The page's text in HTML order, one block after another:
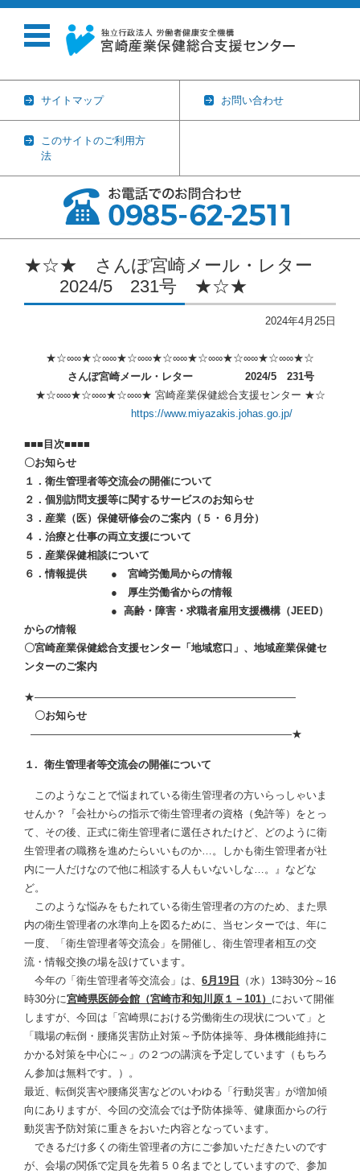
サイトマップ お問い合わせ
このサイトのご利用方
法
コンテンツに移動
★☆★ さんぽ宮崎メール・レター
2024/5 231号 ★☆★
2024年4月25日
★☆∞∞★☆∞∞★☆∞∞★☆∞∞★☆∞∞★☆∞∞★☆∞∞★☆
さんぽ宮崎メール・レター2024/5 231号
★☆∞∞★☆∞∞★☆∞∞★ 宮崎産業保健総合支援センター ★☆
https://www.miyazakis.johas.go.jp/
■■■目次■■■■
〇お知らせ
１．衛生管理者等交流会の開催について
２．個別訪問支援等に関するサービスのお知らせ
３．産業（医）保健研修会のご案内（５・６月分）
４．治療と仕事の両立支援について
５．産業保健相談について
６．情報提供 ● 宮崎労働局からの情報
● 厚生労働省からの情報
● 高齢・障害・求職者雇用支援機構（JEED）
からの情報
〇宮崎産業保健総合支援センター「地域窓口」、地域産業保健セ
ンターのご案内
★―――――――――――――――――――――――――
〇お知らせ
―――――――――――――――――――――――――★
１. 衛生管理者等交流会の開催について
このようなことで悩まれている衛生管理者の方いらっしゃいま
せんか？『会社からの指示で衛生管理者の資格（免許等）をとっ
て、その後、正式に衛生管理者に選任されたけど、どのように衛
生管理者の職務を進めたらいいものか…。しかも衛生管理者が社
内に一人だけなので他に相談する人もいないしな…。』などな
ど。
このような悩みをもたれている衛生管理者の方のため、また県
内の衛生管理者の水準向上を図るために、当センターでは、年に
一度、「衛生管理者等交流会」を開催し、衛生管理者相互の交
流・情報交換の場を設けています。
今年の「衛生管理者等交流会」は、 6月19日 （水）13時30分～16
時30分に宮崎県医師会館（宮崎市和知川原１－101） において開催
しますが、今回は「宮崎県における労働衛生の現状について」と
「職場の転倒・腰痛災害防止対策～予防体操等、身体機能維持に
かかる対策を中心に～」の２つの講演を予定しています（もちろ
ん参加は無料です。）。
最近、転倒災害や腰痛災害などのいわゆる「行動災害」が増加傾
向にありますが、今回の交流会では予防体操等、健康面からの行
動災害予防対策に重きをおいた内容となっています。
できるだけ多くの衛生管理者の方にご参加いただきたいのです
が、会場の関係で定員を先着５０名までとしていますので、参加